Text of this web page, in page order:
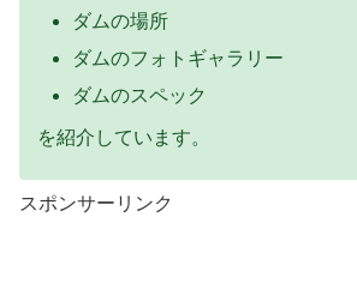
ダムの場所
ダムのフォトギャラリー
ダムのスペック
を紹介しています。
スポンサーリンク